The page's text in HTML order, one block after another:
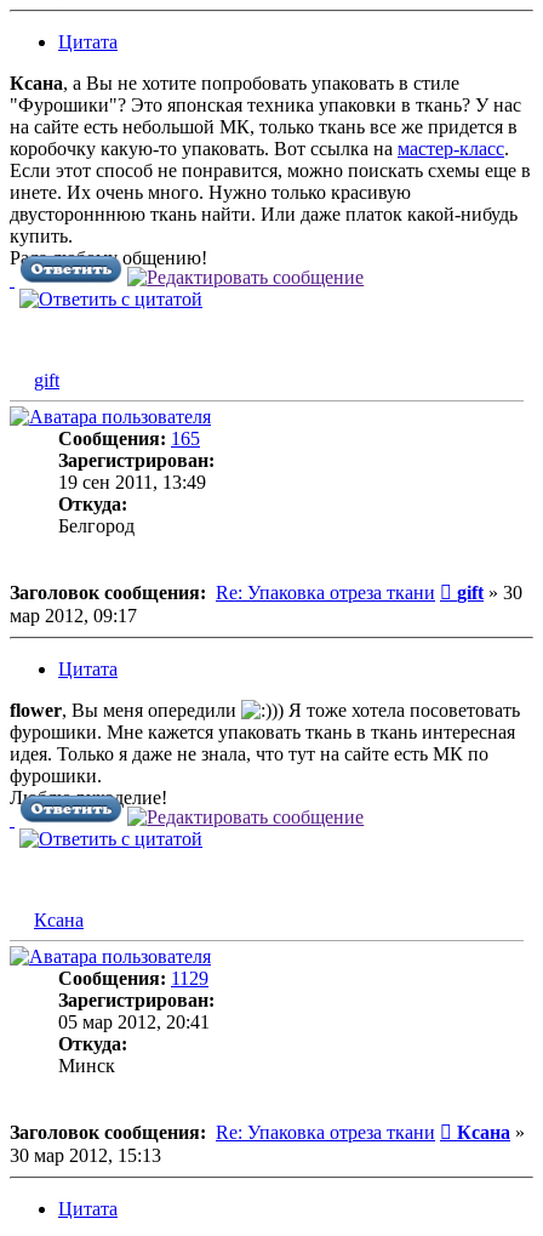
Цитата
Ксана, а Вы не хотите попробовать упаковать в стиле
"Фурошики"? Это японская техника упаковки в ткань? У нас
на сайте есть небольшой МК, только ткань все же придется в
коробочку какую-то упаковать. Вот ссылка на мастер-класс.
Если этот способ не понравится, можно поискать схемы еще в
инете. Их очень много. Нужно только красивую
двусторонннюю ткань найти. Или даже платок какой-нибудь
купить.
Рада любому общению!
gift
Сообщения: 165
Зарегистрирован:
19 сен 2011, 13:49
Откуда:
Белгород
Заголовок сообщения: Re: Упаковка отреза ткани gift » 30
мар 2012, 09:17
Цитата
flower, Вы меня опередили
)) Я тоже хотела посоветовать
фурошики. Мне кажется упаковать ткань в ткань интересная
идея. Только я даже не знала, что тут на сайте есть МК по
фурошики.
Люблю рукоделие!
Ксана
Сообщения: 1129
Зарегистрирован:
05 мар 2012, 20:41
Откуда:
Минск
Заголовок сообщения: Re: Упаковка отреза ткани Ксана »
30 мар 2012, 15:13
Цитата